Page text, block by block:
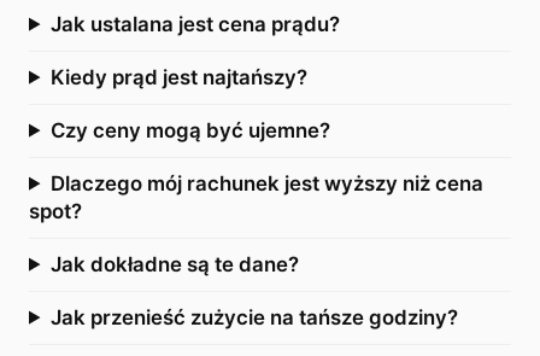
Jak ustalana jest cena prądu?
Kiedy prąd jest najtańszy?
Czy ceny mogą być ujemne?
Dlaczego mój rachunek jest wyższy niż cena
spot?
Jak dokładne są te dane?
Jak przenieść zużycie na tańsze godziny?